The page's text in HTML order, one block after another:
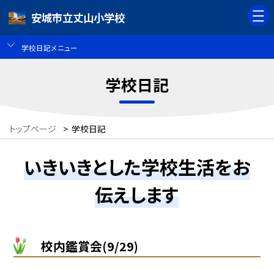
安城市立丈山小学校
学校日記メニュー
学校日記
トップページ > 学校日記
いきいきとした学校生活をお
伝えします
校内鑑賞会(9/29)